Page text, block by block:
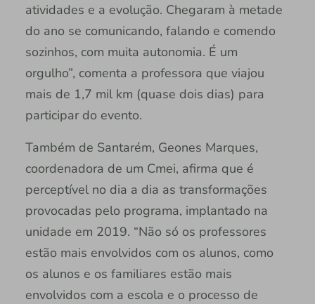
atividades e a evolução. Chegaram à metade
do ano se comunicando, falando e comendo
sozinhos, com muita autonomia. É um
orgulho”, comenta a professora que viajou
mais de 1,7 mil km (quase dois dias) para
participar do evento.
Também de Santarém, Geones Marques,
coordenadora de um Cmei, afirma que é
perceptível no dia a dia as transformações
provocadas pelo programa, implantado na
unidade em 2019. “Não só os professores
estão mais envolvidos com os alunos, como
os alunos e os familiares estão mais
envolvidos com a escola e o processo de